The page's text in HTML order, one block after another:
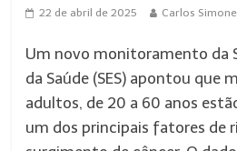
22 de abril de 2025 Carlos
Um novo monitoramento da
da Saúde (SES) apontou que
adultos, de 20 a 60 anos
um dos principais fatores de